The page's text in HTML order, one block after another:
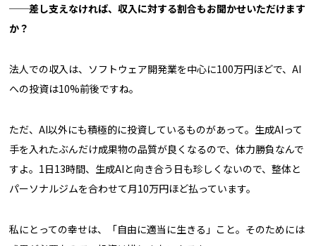
──差し支えなければ、収入に対する割合もお聞かせいただけます
か？
法人での収入は、ソフトウェア開発業を中心に100万円ほどで、AI
への投資は10%前後ですね。
ただ、AI以外にも積極的に投資しているものがあって。生成AIって
手を入れたぶんだけ成果物の品質が良くなるので、体力勝負なんで
すよ。1日13時間、生成AIと向き合う日も珍しくないので、整体と
パーソナルジムを合わせて月10万円ほど払っています。
私にとっての幸せは、「自由に適当に生きる」こと。そのためには